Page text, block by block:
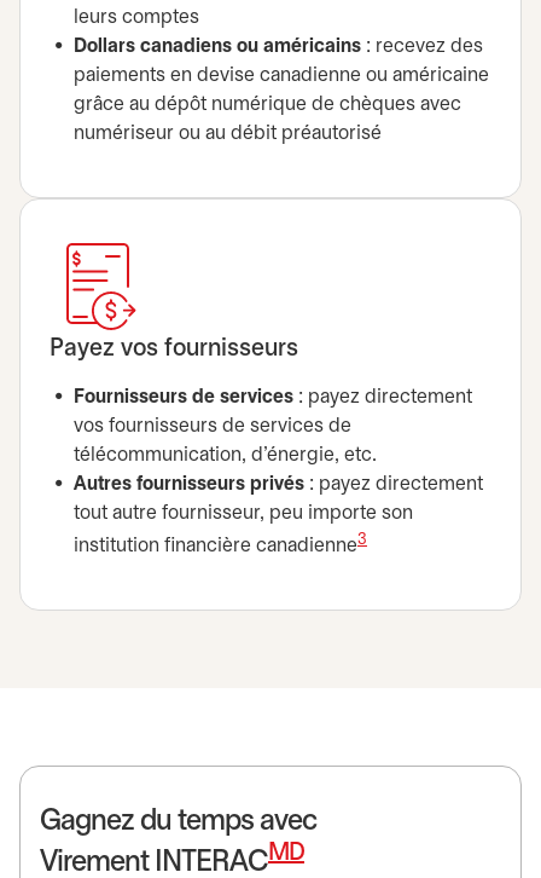
leurs comptes
Dollars canadiens ou américains : recevez des
paiements en devise canadienne ou américaine
grâce au dépôt numérique de chèques avec
numériseur ou au débit préautorisé
Payez vos fournisseurs
Fournisseurs de services : payez directement
vos fournisseurs de services de
télécommunication, d’énergie, etc.
Autres fournisseurs privés : payez directement
tout autre fournisseur, peu importe son
institution financière canadienne3
Gagnez du temps avec
Virement INTERACMD